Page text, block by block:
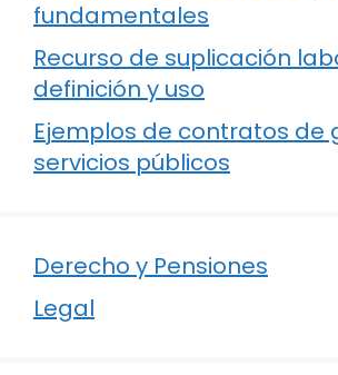
fundamentales
Recurso de suplicación
definición y uso
Ejemplos de contratos de
servicios públicos
Derecho y Pensiones
Legal